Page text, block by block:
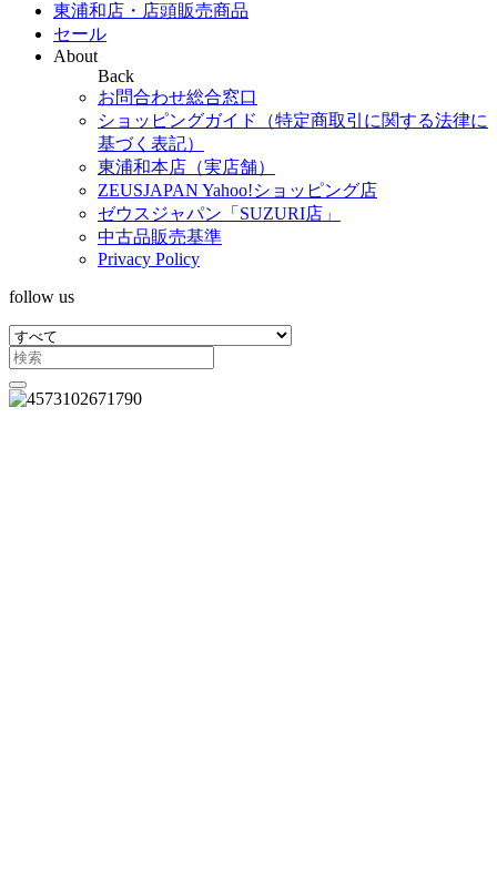
東浦和店・店頭販売商品
セール
About
Back
お問合わせ総合窓口
ショッピングガイド（特定商取引に関する法律に
基づく表記）
東浦和本店（実店舗）
ZEUSJAPAN Yahoo!ショッピング店
ゼウスジャパン「SUZURI店」
中古品販売基準
Privacy Policy
follow us